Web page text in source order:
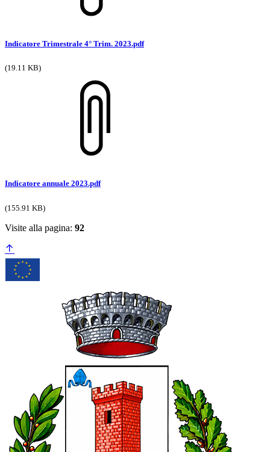
Indicatore Trimestrale 4° Trim. 2023.pdf
(19.11 KB)
Indicatore annuale 2023.pdf
(155.91 KB)
Visite alla pagina: 92